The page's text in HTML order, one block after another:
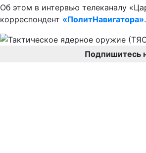
Об этом в интервью телеканалу
корреспондент «ПолитНавигатора».
Подпишитесь